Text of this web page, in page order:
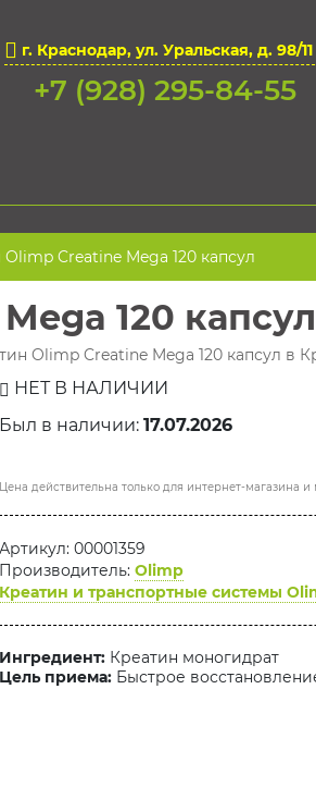
г. Краснодар, ул. Уральская, д. 98/11
+7 (928) 295-84-55
Creatine Mega 120 капсул
120 капсул
Olimp Creatine Mega 120 капсул в
НЕТ В НАЛИЧИИ
Был в наличии: 17.07.2026
Цена действительна только для интернет-магазина
Артикул: 00001359
Производитель: Olimp
Креатин и транспортные системы
Ингредиент: Креатин моногидрат
Цель приема: Быстрое